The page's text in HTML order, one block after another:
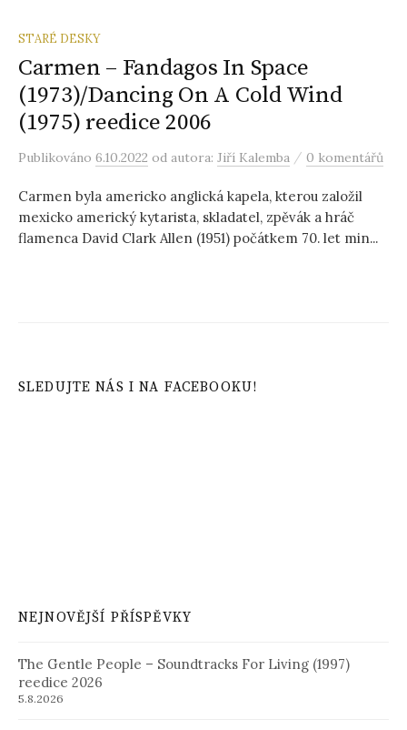
STARÉ DESKY
Carmen – Fandagos In Space
(1973)/Dancing On A Cold Wind
(1975) reedice 2006
Publikováno 6.10.2022 od autora: Jiří Kalemba / 0 komentářů
Carmen byla americko anglická kapela, kterou založil
mexicko americký kytarista, skladatel, zpěvák a hráč
flamenca David Clark Allen (1951) počátkem 70. let min...
SLEDUJTE NÁS I NA FACEBOOKU!
NEJNOVĚJŠÍ PŘÍSPĚVKY
The Gentle People – Soundtracks For Living (1997)
reedice 2026
5.8.2026